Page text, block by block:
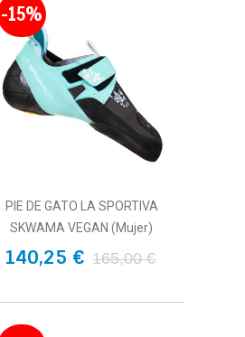
-15%
PIE DE GATO LA SPORTIVA
SKWAMA VEGAN (Mujer)
140,25 € 165,00 €